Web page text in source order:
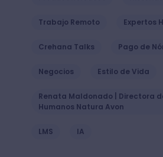
Trabajo Remoto Expertos
Crehana Talks Pago de
Negocios Estilo de Vida
Renata Maldonado | Directora
Humanos Natura Avon
LMS IA